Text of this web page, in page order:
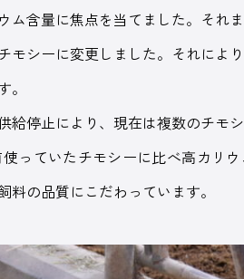
含量に焦点を当てました。それ
モシーに変更しました。それによ
停止により、現在は複数のチモ
っていたチモシーに比べ高カリ
の品質にこだわっています。